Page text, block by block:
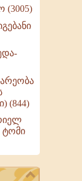
(3005)
(844)
ტომი